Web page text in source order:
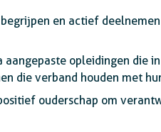
en actief
opleidingen die
die verband houden met
ouderschap om